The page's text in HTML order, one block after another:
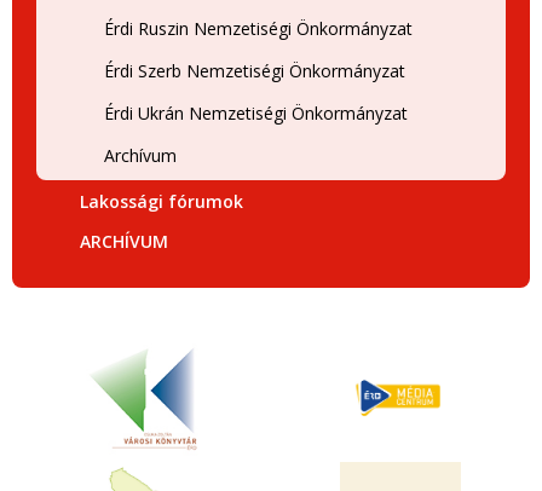
Érdi Ruszin Nemzetiségi Önkormányzat
Érdi Szerb Nemzetiségi Önkormányzat
Érdi Ukrán Nemzetiségi Önkormányzat
Archívum
Lakossági fórumok
ARCHÍVUM